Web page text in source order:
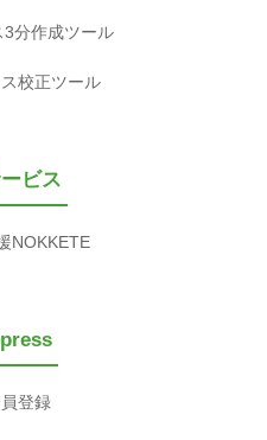
3分作成ツール
校正ツール
ビス
NOKKETE
登録